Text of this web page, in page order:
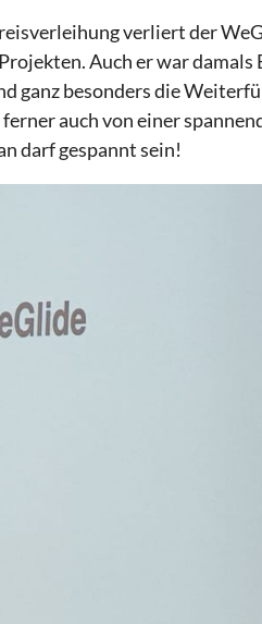
verliert der
Auch er war damals
ganz besonders die
auch von einer
darf gespannt sein!